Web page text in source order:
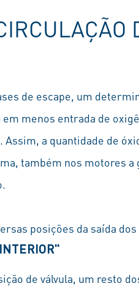
de escape, um
menos entrada de
Assim, a quantidade de
também nos motores
posições da saída dos
de válvula, um resto